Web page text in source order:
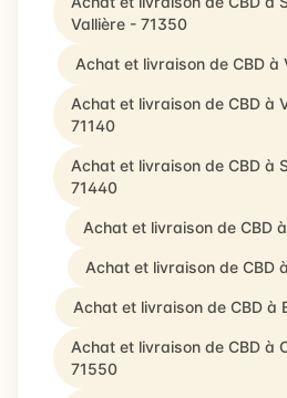
Vallière - 71350
Achat et livraison de CBD à
Achat et livraison de CBD à
71140
Achat et livraison de CBD à
71440
Achat et livraison de CBD
Achat et livraison de CBD
Achat et livraison de CBD à
Achat et livraison de CBD à
71550